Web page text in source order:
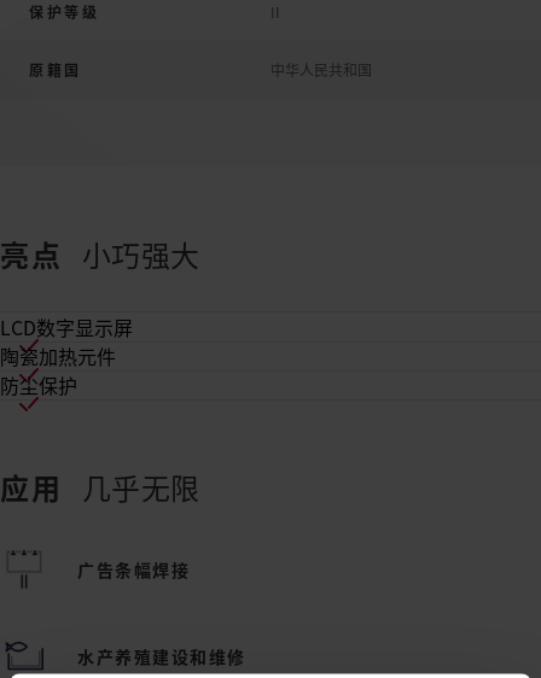
保护等级 II
原籍国 中华人民共和国
亮点 小巧强大
LCD数字显示屏
陶瓷加热元件
防尘保护
应用 几乎无限
广告条幅焊接
水产养殖建设和维修